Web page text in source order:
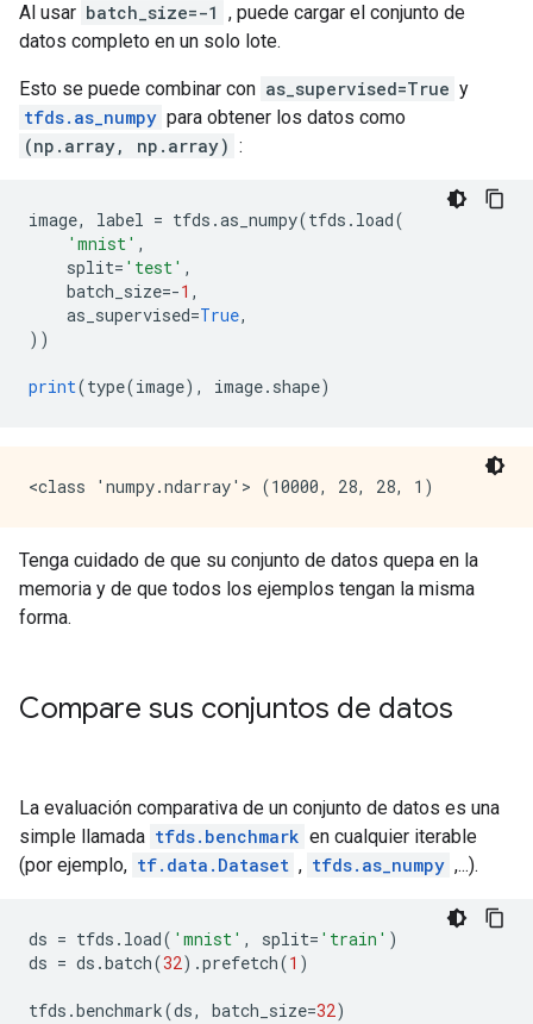
Al usar batch_size=-1 , puede cargar el conjunto de
datos completo en un solo lote.
Esto se puede combinar con as_supervised=True y
tfds.as_numpy para obtener los datos como
(np.array, np.array) :
image, label = tfds .as_numpy(tfds . load(
'mnist' ,
split= 'test' ,
batch_size=-1 ,
as_supervised=True,
))
print(type(image), image. shape)
Tenga cuidado de que su conjunto de datos quepa en la
memoria y de que todos los ejemplos tengan la misma
forma.
Compare sus conjuntos de datos
La evaluación comparativa de un conjunto de datos es una
simple llamada tfds.benchmark en cualquier iterable
(por ejemplo, tf.data.Dataset , tfds.as_numpy ,...).
ds = tfds . load( 'mnist' , split= 'train' )
ds = ds .batch(32).prefetch(1 )
tfds .benchmark(ds, batch_size=32)